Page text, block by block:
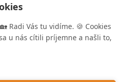
Radi Vás tu vidíme. 🍪 Cookies
u nás cítili príjemne a našli to,